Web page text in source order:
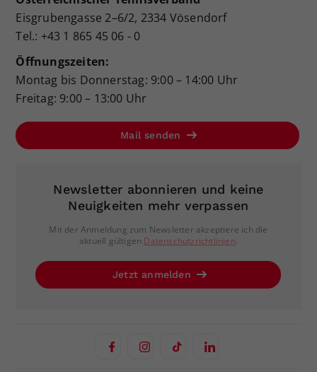
Eisgrubengasse 2–6/2, 2334 Vösendorf
Tel.: +43 1 865 45 06 - 0
Öffnungszeiten:
Montag bis Donnerstag: 9:00 – 14:00 Uhr
Freitag: 9:00 – 13:00 Uhr
Mail senden
Newsletter abonnieren und keine
Neuigkeiten mehr verpassen
Mit der Anmeldung zum Newsletter akzeptiere ich die
aktuell gültigen Datenschutzrichtlinien.
Jetzt anmelden